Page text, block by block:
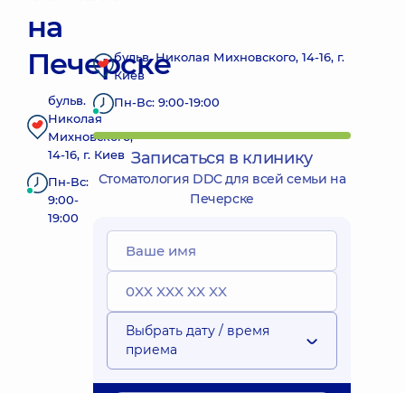
на
Печерске
бульв.
Николая
Михновского,
14-16, г. Киев
Пн-Вс:
9:00-
19:00
бульв. Николая Михновского, 14-16, г.
Киев
Пн-Вс: 9:00-19:00
Записаться в клинику
Стоматология DDC для всей семьи на
Печерске
Выбрать дату / время
приема